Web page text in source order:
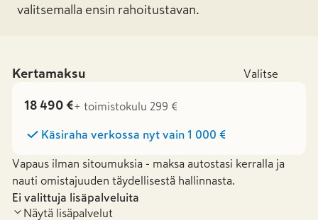
valitsemalla ensin rahoitustavan.
Kertamaksu Valitse
18 490 €+ toimistokulu 299 €
Käsiraha verkossa nyt vain 1 000 €
Vapaus ilman sitoumuksia - maksa autostasi kerralla ja
nauti omistajuuden täydellisestä hallinnasta.
Ei valittuja lisäpalveluita
Näytä lisäpalvelut